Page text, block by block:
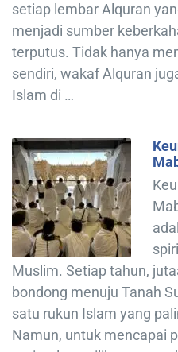
setiap lembar Alquran
menjadi sumber
terputus. Tidak hanya
sendiri, wakaf Alquran
Islam di …
Muslim. Setiap tahun,
bondong menuju Tanah
satu rukun Islam yang
Namun, untuk mencapai